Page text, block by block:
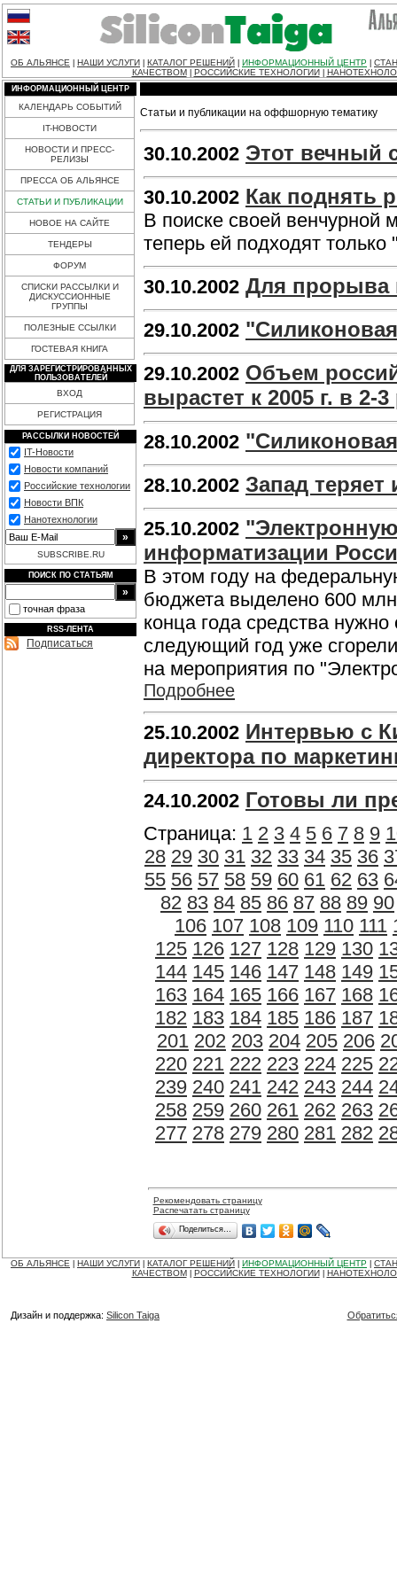
ОБ АЛЬЯНСЕ НАШИ УСЛУГИ КАТАЛОГ РЕШЕНИЙ ИНФОРМАЦИОННЫЙ ЦЕНТР
КАЧЕСТВОМ
РОССИЙСКИЕ ТЕХНОЛОГИИ
ИНФОРМАЦИОННЫЙ ЦЕНТР
КАЛЕНДАРЬ СОБЫТИЙ
IT-НОВОСТИ
НОВОСТИ И ПРЕСС-
РЕЛИЗЫ
ПРЕССА ОБ АЛЬЯНСЕ
СТАТЬИ И ПУБЛИКАЦИИ
НОВОЕ НА САЙТЕ
ТЕНДЕРЫ
ФОРУМ
СПИСКИ РАССЫЛКИ И
ДИСКУССИОННЫЕ
ГРУППЫ
ПОЛЕЗНЫЕ ССЫЛКИ
ГОСТЕВАЯ КНИГА
ДЛЯ ЗАРЕГИСТРИРОВАННЫХ
ПОЛЬЗОВАТЕЛЕЙ
ВХОД
РЕГИСТРАЦИЯ
РАССЫЛКИ НОВОСТЕЙ
IT-Новости
Новости компаний
Российские технологии
Новости ВПК
Нанотехнологии
SUBSCRIBE.RU
ПОИСК ПО СТАТЬЯМ
точная фраза
RSS-ЛЕНТА
Подписаться
Статьи и публикации на оффшорную тематику
30.10.2002 Этот вечный
30.10.2002 Как поднять
В поиске своей венчурной
теперь ей подходят
30.10.2002 Для прорыва
29.10.2002
29.10.2002 Объем
вырастет к 2005 г. в 2-3
28.10.2002
28.10.2002 Запад теряет
25.10.2002
информатизации
В этом году на
бюджета выделено 600 млн
конца года средства нужно
следующий год уже
на мероприятия по
Подробнее
25.10.2002 Интервью с
директора по
24.10.2002 Готовы ли
Страница: 1 2 3 4 5 6 7 8 9
28 29 30 31 32 33 34 35 36
55 56 57 58 59 60 61 62 63
82 83 84 85 86 87 88 89 90
106 107 108 109 110 111
125 126 127 128 129 130
144 145 146 147 148 149
163 164 165 166 167 168
182 183 184 185 186 187
201 202 203 204 205 206
220 221 222 223 224 225
239 240 241 242 243 244
258 259 260 261 262 263
277 278 279 280 281 282
Рекомендовать страницу
Распечатать страницу
Поделиться…
ОБ АЛЬЯНСЕ НАШИ УСЛУГИ КАТАЛОГ РЕШЕНИЙ ИНФОРМАЦИОННЫЙ ЦЕНТР
КАЧЕСТВОМ
РОССИЙСКИЕ ТЕХНОЛОГИИ
Дизайн и поддержка: Silicon Taiga